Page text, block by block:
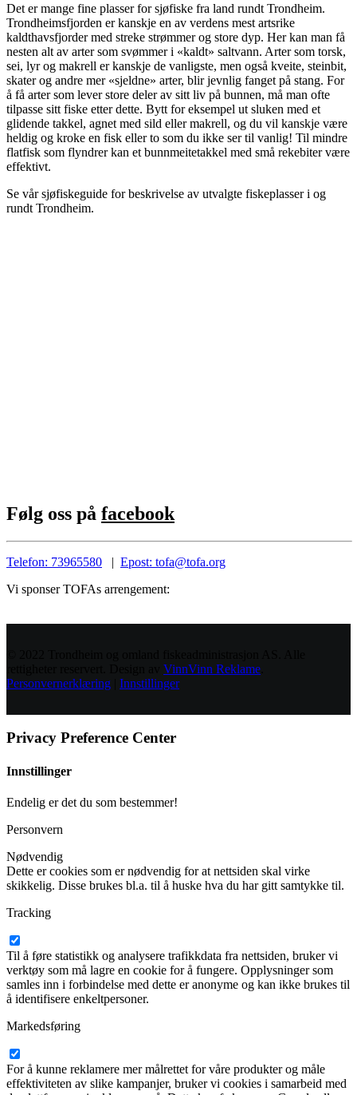
Det er mange fine plasser for sjøfiske fra land rundt Trondheim.
Trondheimsfjorden er kanskje en av verdens mest artsrike
kaldthavsfjorder med streke strømmer og store dyp. Her kan man få
nesten alt av arter som svømmer i «kaldt» saltvann. Arter som torsk,
sei, lyr og makrell er kanskje de vanligste, men også kveite, steinbit,
skater og andre mer «sjeldne» arter, blir jevnlig fanget på stang. For
å få arter som lever store deler av sitt liv på bunnen, må man ofte
tilpasse sitt fiske etter dette. Bytt for eksempel ut sluken med et
glidende takkel, agnet med sild eller makrell, og du vil kanskje være
heldig og kroke en fisk eller to som du ikke ser til vanlig! Til mindre
flatfisk som flyndrer kan et bunnmeitetakkel med små rekebiter være
effektivt.
Se vår sjøfiskeguide for beskrivelse av utvalgte fiskeplasser i og
rundt Trondheim.
Følg oss på facebook
Telefon: 73965580 | Epost: tofa@tofa.org
Vi sponser TOFAs arrengement:
VinnVinn Reklame
Personvernerklæring
Innstillinger
Privacy Preference Center
Innstillinger
Endelig er det du som bestemmer!
Personvern
Nødvendig
Dette er cookies som er nødvendig for at nettsiden skal virke
skikkelig. Disse brukes bl.a. til å huske hva du har gitt samtykke til.
Tracking
Til å føre statistikk og analysere trafikkdata fra nettsiden, bruker vi
verktøy som må lagre en cookie for å fungere. Opplysninger som
samles inn i forbindelse med dette er anonyme og kan ikke brukes til
å identifisere enkeltpersoner.
Markedsføring
For å kunne reklamere mer målrettet for våre produkter og måle
effektiviteten av slike kampanjer, bruker vi cookies i samarbeid med